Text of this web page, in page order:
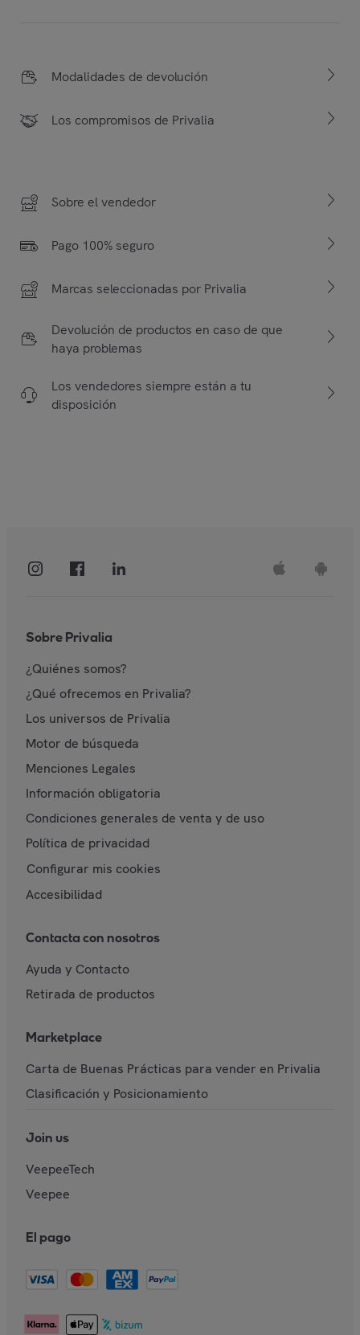
Modalidades de devolución
Los compromisos de Privalia
Sobre el vendedor
Pago 100% seguro
Marcas seleccionadas por Privalia
Devolución de productos en caso de que
haya problemas
Los vendedores siempre están a tu
disposición
Sobre Privalia
¿Quiénes somos?
¿Qué ofrecemos en Privalia?
Los universos de Privalia
Motor de búsqueda
Menciones Legales
Información obligatoria
Condiciones generales de venta y de uso
Política de privacidad
Configurar mis cookies
Accesibilidad
Contacta con nosotros
Ayuda y Contacto
Retirada de productos
Marketplace
Carta de Buenas Prácticas para vender en Privalia
Clasificación y Posicionamiento
Join us
VeepeeTech
Veepee
El pago